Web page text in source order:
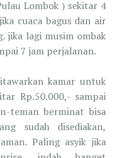
Lombok ) sekitar 4
cuaca bagus dan air
jika lagi musim ombak
7 jam perjalanan.
kamar untuk
Rp.50.000,- sampai
teman berminat bisa
sudah disediakan,
Paling asyik jika